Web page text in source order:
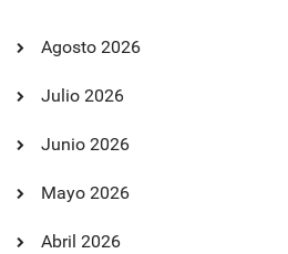
Agosto 2026
Julio 2026
Junio 2026
Mayo 2026
Abril 2026